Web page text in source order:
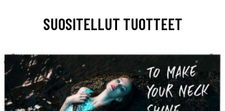
SUOSITELLUT TUOTTEET